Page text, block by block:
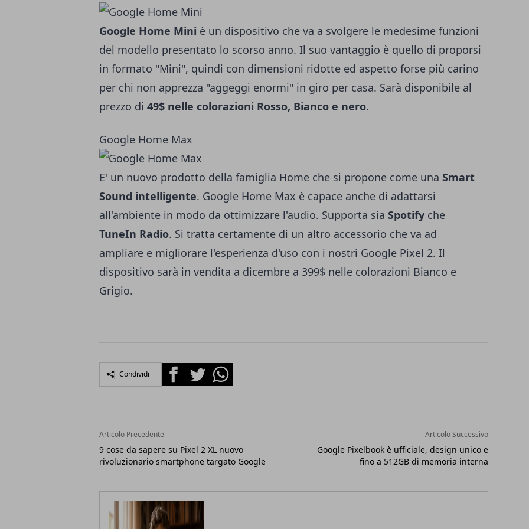
Google Home Mini è un dispositivo che va a svolgere le medesime funzioni
del modello presentato lo scorso anno. Il suo vantaggio è quello di proporsi
in formato "Mini", quindi con dimensioni ridotte ed aspetto forse più carino
per chi non apprezza "aggeggi enormi" in giro per casa. Sarà disponibile al
prezzo di 49$ nelle colorazioni Rosso, Bianco e nero.
Google Home Max
E' un nuovo prodotto della famiglia Home che si propone come una Smart
Sound intelligente. Google Home Max è capace anche di adattarsi
all'ambiente in modo da ottimizzare l'audio. Supporta sia Spotify che
TuneIn Radio. Si tratta certamente di un altro accessorio che va ad
ampliare e migliorare l'esperienza d'uso con i nostri Google Pixel 2. Il
dispositivo sarà in vendita a dicembre a 399$ nelle colorazioni Bianco e
Grigio.
Condividi FacebookTwitterWhatsapp
Articolo Precedente
9 cose da sapere su Pixel 2 XL nuovo
rivoluzionario smartphone targato Google
Articolo Successivo
Google Pixelbook è ufficiale, design unico e
fino a 512GB di memoria interna